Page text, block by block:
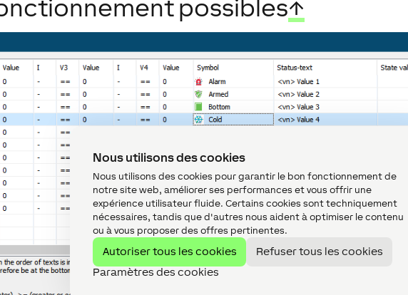
Nous utilisons des cookies
Nous utilisons des cookies pour garantir le bon fonctionnement de
notre site web, améliorer ses performances et vous offrir une
expérience utilisateur fluide. Certains cookies sont techniquement
nécessaires, tandis que d'autres nous aident à optimiser le contenu
ou à vous proposer des offres pertinentes.
Autoriser tous les cookies
Refuser tous les cookies
Paramètres des cookies
possibles↑